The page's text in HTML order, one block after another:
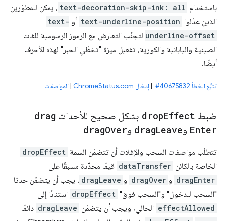
باستخدام text-decoration-skip-ink: all ، يمكن للمطوّرين
الذين عدّلوا text-underline-position أو text-
underline-offset لتجنُّب التعارض مع الرموز الرسومية للغات
الصينية واليابانية والكورية، تفعيل ميزة "تخطّي الحبر" لهذه الأحرف
أيضًا.
تتبُّع الخطأ ‎ #40675832 |إدخال ChromeStatus.com |المواصفات
ضبط dropEffect بشكل صحيح للأحداث drag
Enter و dragLeave و dragOver
تتطلّب مواصفات السحب والإفلات أن تتضمّن السمة dropEffect
الخاصة بالكائن dataTransfer قيمًا محدّدة مسبقًا على
dragEnter و dragOver و dragLeave . يجب أن يتضمّن حدثا
"السحب للدخول" و"السحب فوق" dropEffect استنادًا إلى
effectAllowed الحالي، ويجب أن يتضمّن dragLeave دائمًا